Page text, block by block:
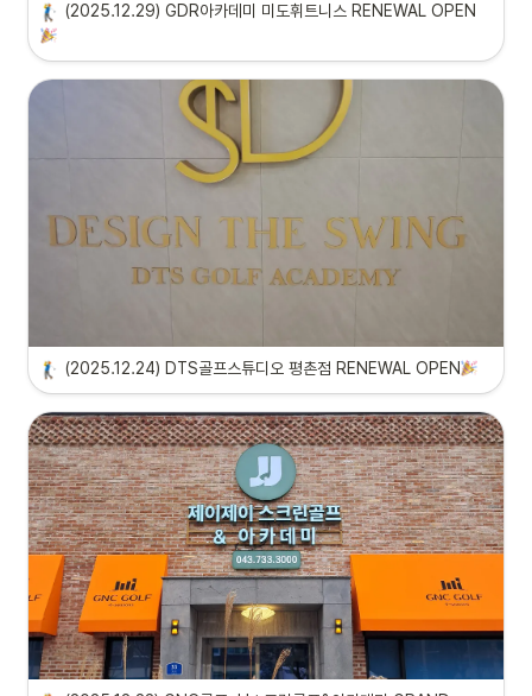
(2025.12.29) GDR아카데미 미도휘트니스 RENEWAL OPEN
(2025.12.24) DTS골프스튜디오 평촌점 RENEWAL OPEN